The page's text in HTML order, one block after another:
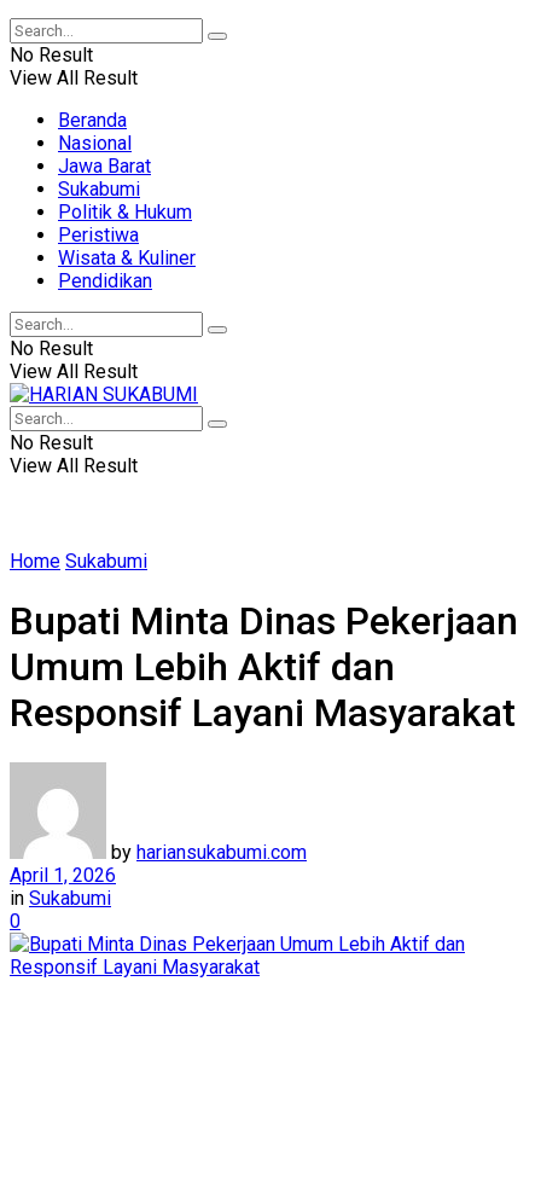
No Result
View All Result
Beranda
Nasional
Jawa Barat
Sukabumi
Politik & Hukum
Peristiwa
Wisata & Kuliner
Pendidikan
No Result
View All Result
No Result
View All Result
Home Sukabumi
Bupati Minta Dinas Pekerjaan
Umum Lebih Aktif dan
Responsif Layani Masyarakat
by hariansukabumi.com
April 1, 2026
in Sukabumi
0